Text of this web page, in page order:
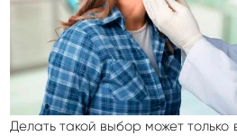
Делать такой выбор может только